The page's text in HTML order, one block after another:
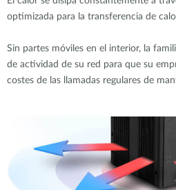
optimizada para la transferencia de
Sin partes móviles en el interior, la
de actividad de su red para que su
costes de las llamadas regulares de